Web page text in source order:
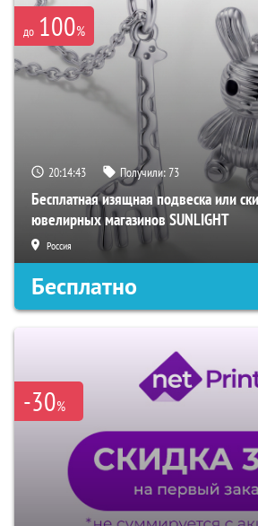
до 100%
20:14:42 Получили:73
Бесплатная изящная подвеска или
ювелирных магазинов SUNLIGHT
Россия
Бесплатно
-30%